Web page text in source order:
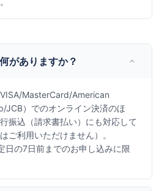
がありますか？
MasterCard/American
JCB）でのオンライン決済のほ
振込（請求書払い）にも対応して
ご利用いただけません）。
日の7日前までのお申し込みに限